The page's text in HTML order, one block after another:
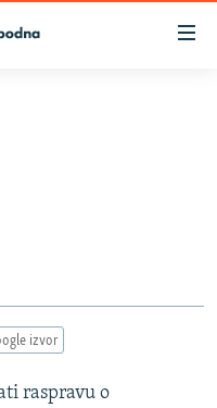
izvor
raspravu o